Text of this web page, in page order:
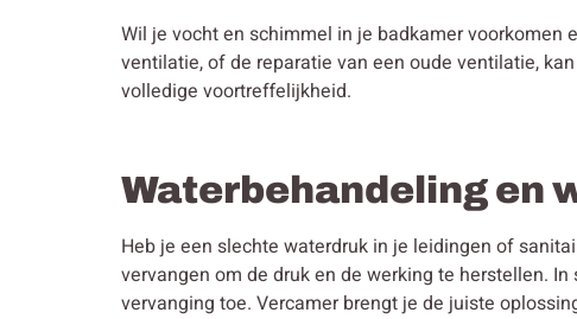
Wil je vocht en schimmel in je badkamer
ventilatie, of de reparatie van een oude ventilatie,
volledige voortreffelijkheid.
Waterbehandeling en
Heb je een slechte waterdruk in je leidingen of
vervangen om de druk en de werking te herstellen.
vervanging toe. Vercamer brengt je de juiste